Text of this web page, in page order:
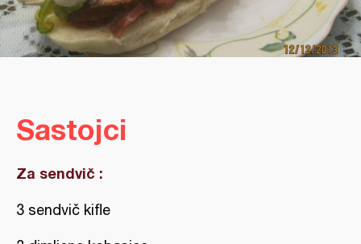
Sastojci
Za sendvič :
3 sendvič kifle